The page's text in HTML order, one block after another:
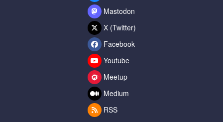
Mastodon
X (Twitter)
Facebook
Youtube
Meetup
Medium
RSS